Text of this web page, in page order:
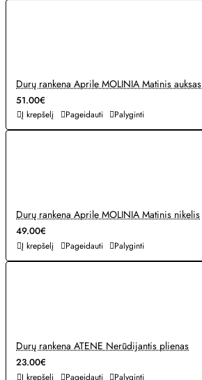
Durų rankena Aprile MOLINIA Matinis auksas
51.00€
Į krepšelį Pageidauti Palyginti
Durų rankena Aprile MOLINIA Matinis nikelis
49.00€
Į krepšelį Pageidauti Palyginti
Durų rankena ATENE Nerūdijantis plienas
23.00€
Į krepšelį Pageidauti Palyginti